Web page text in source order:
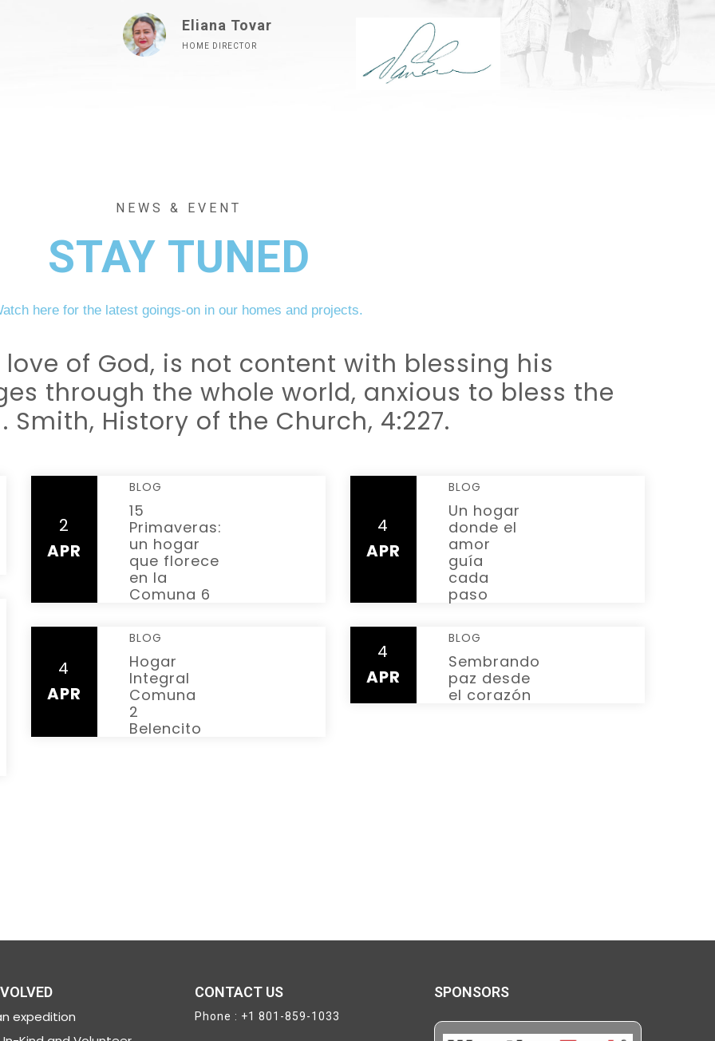
Eliana Tovar
HOME DIRECTOR
NEWS & EVENT
STAY TUNED
here for the latest goings-on in our homes and projects.
of God, is not content with blessing his
through the whole world, anxious to bless the
Smith, History of the Church, 4:227.
2
APR
BLOG
15
Primaveras:
un hogar
que florece
en la
Comuna 6
4
APR
BLOG
Un hogar
donde el
amor
guía
cada
paso
4
APR
BLOG
Hogar
Integral
Comuna
2
Belencito
4
APR
BLOG
Sembrando
paz desde
el corazón
expedition
CONTACT US
Phone : +1 801-859-1033
SPONSORS